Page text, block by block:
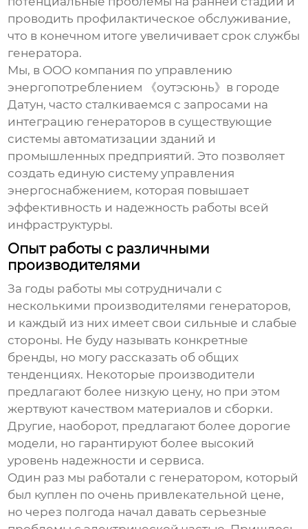
проводить профилактическое обслуживание,
что в конечном итоге увеличивает срок службы
генератора.
Мы, в OOO компания по управлению
энергопотреблением 《оутэсюнь》в городе
Датун, часто сталкиваемся с запросами на
интеграцию генераторов в существующие
системы автоматизации зданий и
промышленных предприятий. Это позволяет
создать единую систему управления
энергоснабжением, которая повышает
эффективность и надежность работы всей
инфраструктуры.
Опыт работы с различными
производителями
За годы работы мы сотрудничали с
несколькими производителями генераторов,
и каждый из них имеет свои сильные и слабые
стороны. Не буду называть конкретные
бренды, но могу рассказать об общих
тенденциях. Некоторые производители
предлагают более низкую цену, но при этом
жертвуют качеством материалов и сборки.
Другие, наоборот, предлагают более дорогие
модели, но гарантируют более высокий
уровень надежности и сервиса.
Один раз мы работали с генератором, который
был куплен по очень привлекательной цене,
но через полгода начал давать серьезные